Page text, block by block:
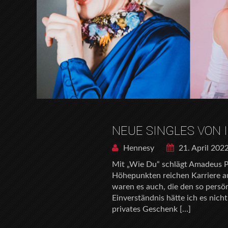
NEUE SINGLES VON
Hennesy
21. April
Mit „Wie Du“ schlägt Amadeus
Höhepunkten reichen Karriere
waren es auch, die den so
Einverständnis hätte ich es
privates Geschenk […]